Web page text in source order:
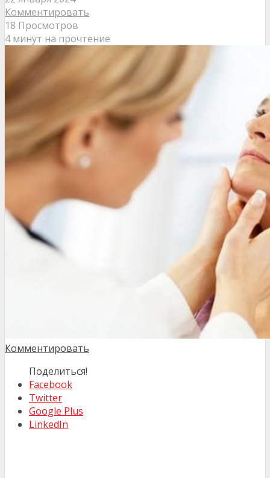
Комментировать
18 Просмотров
4 минут на прочтение
Комментировать
Поделиться!
Facebook
Twitter
Google Plus
LinkedIn